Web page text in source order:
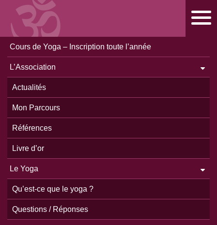
Cours de Yoga – Inscription toute l’année
L’Association
Actualités
Mon Parcours
Références
Livre d’or
Le Yoga
Qu’est-ce que le yoga ?
Questions / Réponses
Stage Yoga et Marche Pyrénées 5,6
et 7 juillet 2024
PARTAGER :
29 mai 2024